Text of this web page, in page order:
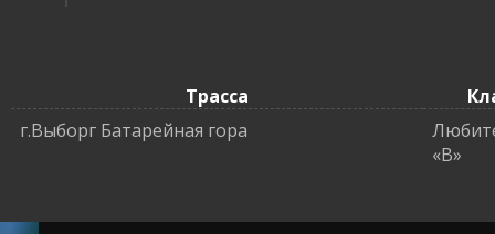
Трасса
г.Выборг Батарейная гора
«B»